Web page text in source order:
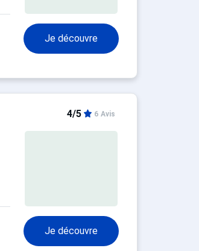
Je découvre
4/5 6 Avis
Je découvre